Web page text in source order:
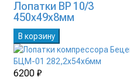
Лопатки ВР 10/3
450х49х8мм
В корзину
6200 ₽